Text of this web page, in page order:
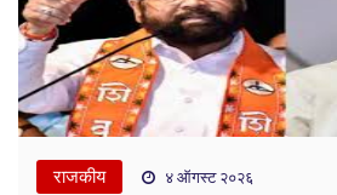
राजकीय ४ ऑगस्ट २०२६